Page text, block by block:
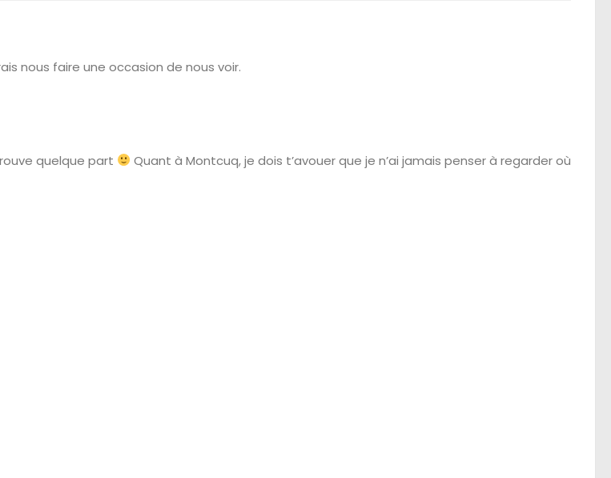
nous faire une occasion de nous voir.
quelque part
Quant à Montcuq, je dois t’avouer que je n’ai jamais penser à regarder où